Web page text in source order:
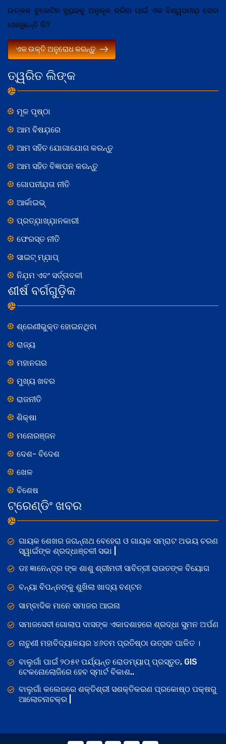
ତ୍ୱରିତ ଲିଙ୍କ
ମୂଳ ପୃଷ୍ଠା
ଆମ ବିଷଯ଼ରେ
ଆମ ସହିତ ଯୋଗାଯୋଗ କରନ୍ତୁ
ଆମ ସହିତ ବିଜ୍ଞାପନ କରନ୍ତୁ
ଗୋପନୀଯ଼ତା ନୀତି
ଆର୍କାଇଭ୍
ପ୍ରତ୍ଯ଼ାଖ୍ଯ଼ାନକାରୀ
ଫେରସ୍ତ ନୀତି
ସାଇଟ୍ ମ୍ଯ଼ାପ୍
ନିଯ଼ମ ଏବଂ ସର୍ତ୍ତାବଳୀ
ଶୀର୍ଷ ବର୍ଗଗୁଡ଼ିକ
ଶ୍ରେଣୀଭୁକ୍ତ ହୋଇନଥିବା
ରାଜ୍ୟ
ମହାନଗର
ମୁଖ୍ୟ ଖବର
ରାଜନୀତି
ଶିକ୍ଷା
ମନୋରଞ୍ଜନ
ଦେଶ- ବିଦେଶ
ଖେଳ
ବିଶେଷ
ଟ୍ରେଣ୍ଡିଂ ଖବର
ଗାୟକ ଶେଖର ଜଗନ୍ନାଥ ବେହେରା ଓ ଗାୟକ ସମ୍ରାଟ ଅଭୟ ଚରଣ
ସ୍ୱାଇଁଙ୍କ ଶ୍ରଦ୍ଧାଞ୍ଚଳୀ ସଭା |
ଡଃ ଜ୍ଞାନେନ୍ଦ୍ର ଙ୍କ ଶାଶୁ ଶ୍ରୀମତୀ ସାବିତ୍ରୀ ରାଉତଙ୍କ ବିୟୋଗ
ବନ୍ୟା ବିପନ୍ନଙ୍କୁ ଶୁଖିଲା ଖାଦ୍ୟ ବଣ୍ଟନ
ସାମ୍ବାଦିକ ମାନେ ସମାଜର ଆଇନା
ସମାଜସେବୀ ଗୋଲାପ ଦାସଙ୍କ ଏକାଦଶାହରେ ଶ୍ରଦ୍ଧା ସୁମନ ଅର୍ପଣ
ନାଚୁଣୀ ମହାବିଦ୍ୟାଳୟର ୪୬ତମ ପ୍ରତିଷ୍ଠା ଉତ୍ସବ ପାଳିତ ।
ବାଲୁଗାଁ ପାଇଁ ୨୦୫୧ ପର୍ଯ୍ୟନ୍ତ ରୋଡମ୍ୟାପ୍ ପ୍ରସ୍ତୁତ, GIS
ଟେକନୋଲୋଜିରେ ହେବ ସ୍ମାର୍ଟ ବିକାଶ..
ବାଲୁଗାଁ କଲେଜରେ ଶକ୍ତିଶ୍ରୀ ସଶକ୍ତିକରଣ ପ୍ରକୋଷ୍ଠ ପକ୍ଷରୁ
ଆଲୋଚନାଚକ୍ର |
ଉତ୍କଳ ବୁଲେଟିନ ନ୍ଯ଼ୁଜକୁ ଅନୁକୂଳ କରିବା ପାଇଁ ଏକ ବିଶ୍ୱସନୀଯ଼ ସେବା
ଖୋଜୁଛନ୍ତି କି?
ଏକ ଉକ୍ତି ଅନୁରୋଧ କରନ୍ତୁ